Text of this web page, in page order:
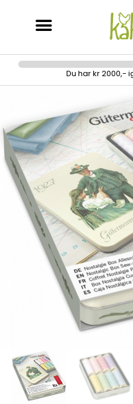
Du har kr 2000,-